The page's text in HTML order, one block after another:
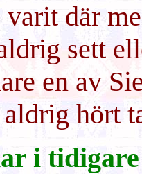
varit där
sett
en av
aldrig hört
i